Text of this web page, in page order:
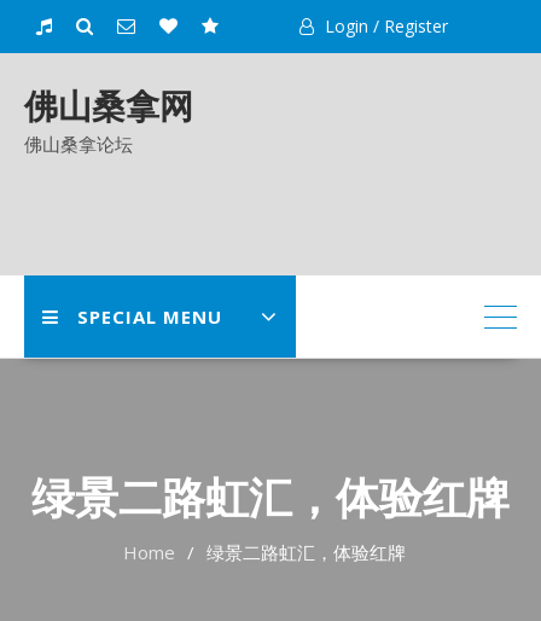
Login / Register
佛山桑拿网
佛山桑拿论坛
SPECIAL MENU
绿景二路虹汇，体验红牌
Home 绿景二路虹汇，体验红牌